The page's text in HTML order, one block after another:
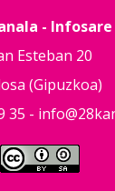
- Infosare
Esteban 20
(Gipuzkoa)
35 -